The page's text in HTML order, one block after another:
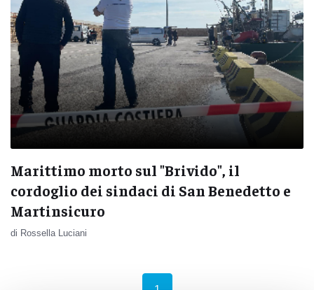
Marittimo morto sul "Brivido", il
cordoglio dei sindaci di San Benedetto e
Martinsicuro
di Rossella Luciani